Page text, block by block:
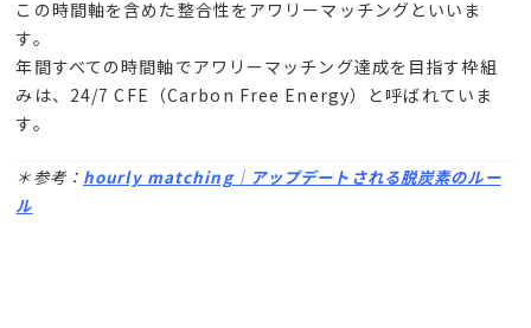
この時間軸を含めた整合性をアワリーマッチングといいま
す。
年間すべての時間軸でアワリーマッチング達成を目指す枠組
みは、 24/7 CFE （Carbon Free Energy）と呼ばれていま
す。
＊参考： hourly matching｜アップデートされる脱炭素のルー
ル